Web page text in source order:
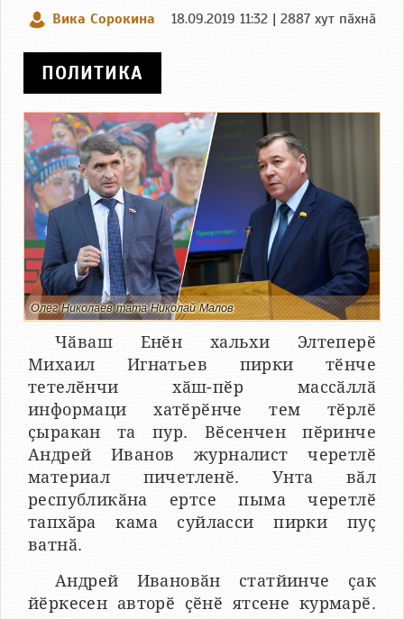
Вика Сорокина 18.09.2019 11:32 | 2887 хут пӑхнӑ
ПОЛИТИКА
Олег Николаев тата Николай Малов
Чӑваш Енӗн хальхи Элтеперӗ
Михаил Игнатьев пирки тӗнче
тетелӗнчи хӑш-пӗр массӑллӑ
информаци хатӗрӗнче тем тӗрлӗ
ҫыракан та пур. Вӗсенчен пӗринче
Андрей Иванов журналист черетлӗ
материал пичетленӗ. Унта вӑл
республикӑна ертсе пыма черетлӗ
тапхӑра кама суйласси пирки пуҫ
ватнӑ.
Андрей Ивановӑн статйинче ҫак
йӗркесен авторӗ ҫӗнӗ ятсене курмарӗ.